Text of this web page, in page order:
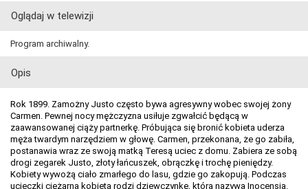
Oglądaj w telewizji
Program archiwalny.
Opis
Rok 1899. Zamożny Justo często bywa agresywny wobec swojej żony
Carmen. Pewnej nocy mężczyzna usiłuje zgwałcić będącą w
zaawansowanej ciąży partnerkę. Próbująca się bronić kobieta uderza
męża twardym narzędziem w głowę. Carmen, przekonana, że go zabiła,
postanawia wraz ze swoją matką Teresą uciec z domu. Zabiera ze sobą
drogi zegarek Justo, złoty łańcuszek, obrączkę i trochę pieniędzy.
Kobiety wywożą ciało zmarłego do lasu, gdzie go zakopują. Podczas
ucieczki ciężarna kobieta rodzi dziewczynkę, którą nazywa Inocensją.